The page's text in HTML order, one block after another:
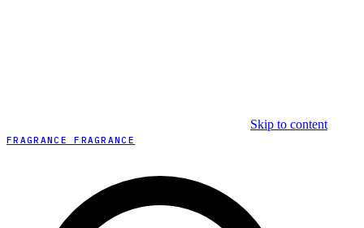
Skip to content
FRAGRANCE FRAGRANCE